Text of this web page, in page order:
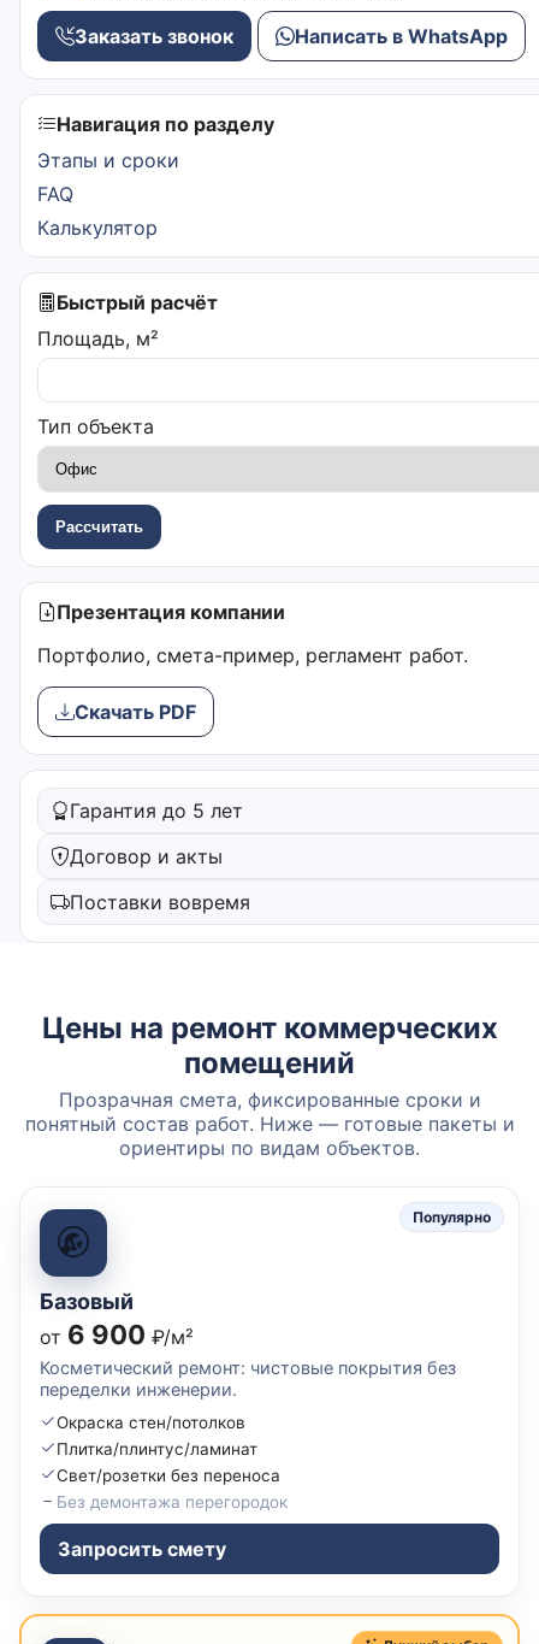
Заказать звонок Написать в WhatsApp
Навигация по разделу
Этапы и сроки
FAQ
Калькулятор
Быстрый расчёт
Площадь, м²
Тип объекта
Рассчитать
Презентация компании
Портфолио, смета-пример, регламент работ.
Скачать PDF
Гарантия до 5 лет
Договор и акты
Поставки вовремя
Цены на ремонт коммерческих
помещений
Прозрачная смета, фиксированные сроки и
понятный состав работ. Ниже — готовые пакеты и
ориентиры по видам объектов.
Популярно
Базовый
от 6 900 ₽/м²
Косметический ремонт: чистовые покрытия без
переделки инженерии.
Окраска стен/потолков
Плитка/плинтус/ламинат
Свет/розетки без переноса
Без демонтажа перегородок
Запросить смету